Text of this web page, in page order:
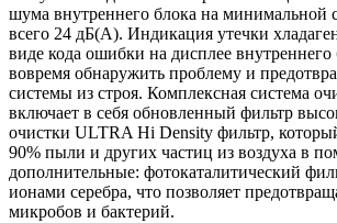
шума внутреннего блока на минимальной
всего 24 дБ(А). Индикация утечки
виде кода ошибки на дисплее внутреннего
вовремя обнаружить проблему и
системы из строя. Комплексная система
включает в себя обновленный фильтр
очистки ULTRA Hi Density фильтр,
90% пыли и других частиц из воздуха в
дополнительные: фотокаталитический
ионами серебра, что позволяет
микробов и бактерий.